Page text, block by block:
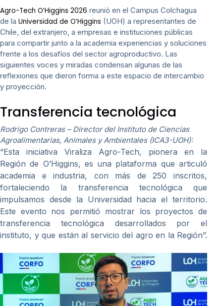
Agro-Tech O’Higgins 2026 reunió en el Campus Colchagua
de la Universidad de O’Higgins (UOH) a representantes de
Chile, del extranjero, a empresas e instituciones públicas
para compartir junto a la academia experiencias y soluciones
frente a los desafíos del sector agroproductivo. Las
siguientes voces y miradas condensan algunas de las
reflexiones que dieron forma a este espacio de intercambio
y proyección.
Transferencia tecnológica
Rodrigo Contreras – Director del Instituto de Ciencias
Agroalimentarias, Animales y Ambientales (ICA3-UOH):
“Esta iniciativa Viraliza Agro-Tech, pionera en la
Región de O’Higgins, es una plataforma que articuló
academia e industria, con más de 250 inscritos,
fortaleciendo la transferencia tecnológica que
impulsamos desde la Universidad hacia el territorio.
Este evento nos permitió mostrar los proyectos de
transferencia tecnológica desarrollados por el
instituto, y que están al servicio del agro en la Región”.